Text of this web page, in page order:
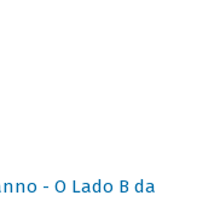
- O Lado B da